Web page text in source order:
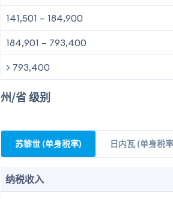
141,501 – 184,900
184,901 – 793,400
> 793,400
州/省 级别
苏黎世 (单身税率) 日内瓦 (单身税
纳税收入